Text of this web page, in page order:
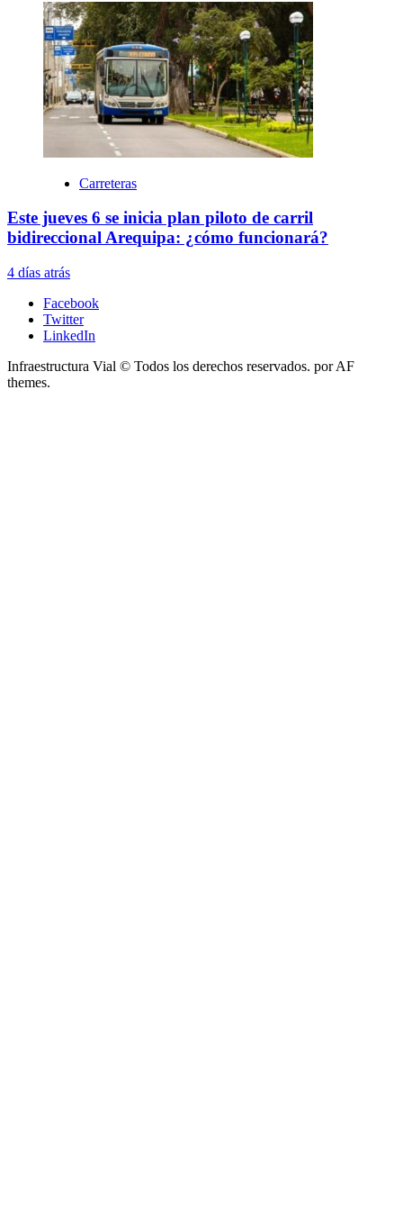
Carreteras
Este jueves 6 se inicia plan piloto de carril
bidireccional Arequipa: ¿cómo funcionará?
4 días atrás
Facebook
Twitter
LinkedIn
Infraestructura Vial © Todos los derechos reservados. por AF
themes.